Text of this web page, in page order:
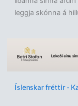
leggja skónna á
Íslenskar fréttir -